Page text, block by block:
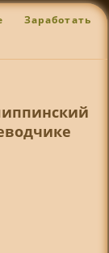
Заработать